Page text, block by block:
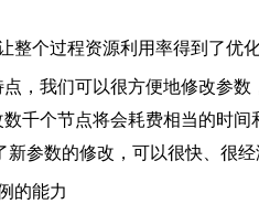
个过程资源利用率得到了优
我们可以很方便地修改参数
千个节点将会耗费相当的时
参数的修改，可以很快、很经
的能力